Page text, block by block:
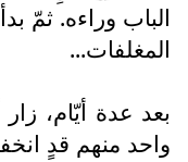
الباب وراءه. ثمّ
المغلفات...
بعد عدة أيّام،
واحد منهم قدٍ